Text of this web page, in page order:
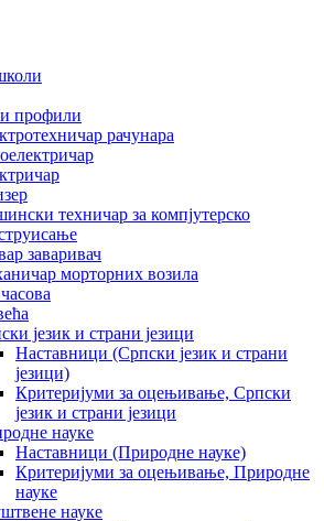
профили
рачунара
техничар за компјутерско
заваривач
морторних возила
језик и страни језици
Наставници (Српски језик и страни
језици)
Критеријуми за оцењивање, Српски
језик и страни језици
науке
Наставници (Природне науке)
Критеријуми за оцењивање, Природне
науке
науке